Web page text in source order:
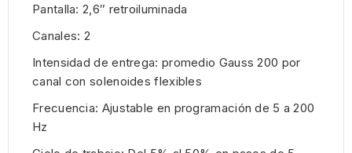
Pantalla: 2,6″ retroiluminada
Canales: 2
Intensidad de entrega: promedio Gauss 200 por
canal con solenoides flexibles
Frecuencia: Ajustable en programación de 5 a 200
Hz